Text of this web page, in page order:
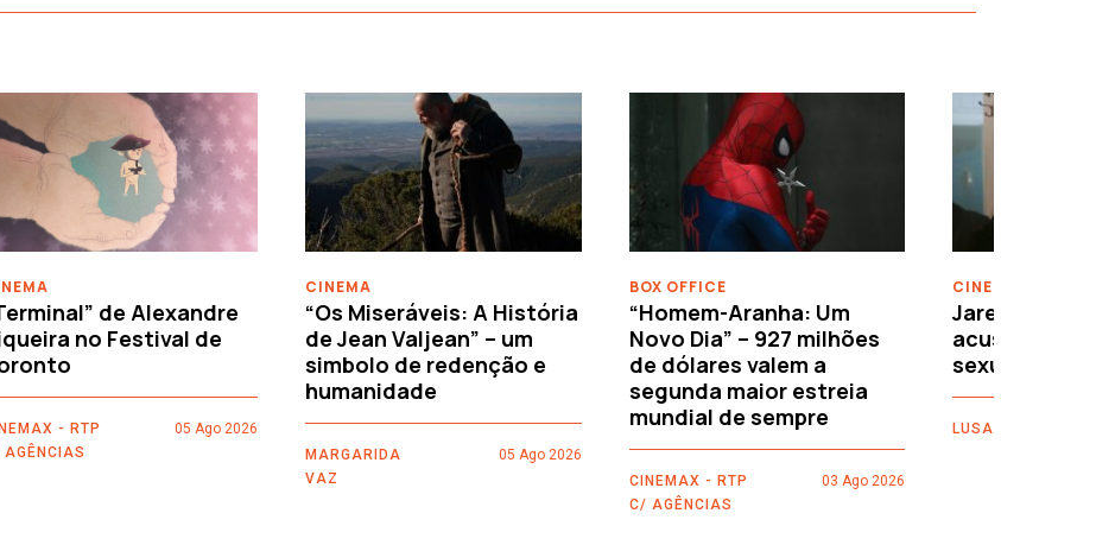
de Alexandre
no Festival de
- RTP
05 Ago 2026
CINEMA
“Os Miseráveis: A História
de Jean Valjean” – um
simbolo de redenção e
humanidade
MARGARIDA
VAZ
05 Ago 2026
BOX OFFICE
“Homem-Aranha: Um
Novo Dia” – 927 milhões
de dólares valem a
segunda maior estreia
mundial de sempre
CINEMAX - RTP
C/ AGÊNCIAS
03 Ago 2026
CINEMA
Jared Leto
acusações de
sexuais
LUSA